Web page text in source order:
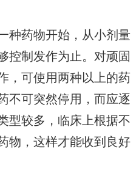
种药物开始，从小剂量
控制发作为止。对顽固
，可使用两种以上的药
不可突然停用，而应逐
型较多，临床上根据不
物，这样才能收到良好